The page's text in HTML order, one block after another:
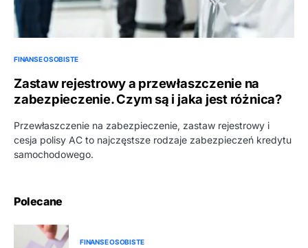
FINANSE OSOBISTE
Zastaw rejestrowy a przewłaszczenie na
zabezpieczenie. Czym są i jaka jest różnica?
Przewłaszczenie na zabezpieczenie, zastaw rejestrowy i
cesja polisy AC to najczęstsze rodzaje zabezpieczeń kredytu
samochodowego.
Polecane
FINANSE OSOBISTE